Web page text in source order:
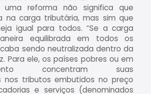
uma reforma não significa que
na carga tributária, mas sim que
igual para todos. “Se a carga
equilibrada em todos os
sendo neutralizada dentro da
Para ele, os países pobres ou em
concentram suas
nos tributos embutidos no preço
e serviços (denominados